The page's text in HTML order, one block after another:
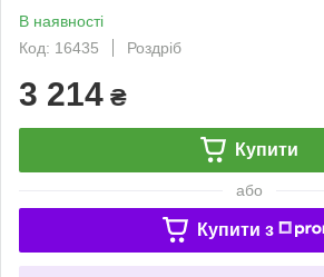
В наявності
Код: 16435
Роздріб
3 214 ₴
Купити
або
Купити з